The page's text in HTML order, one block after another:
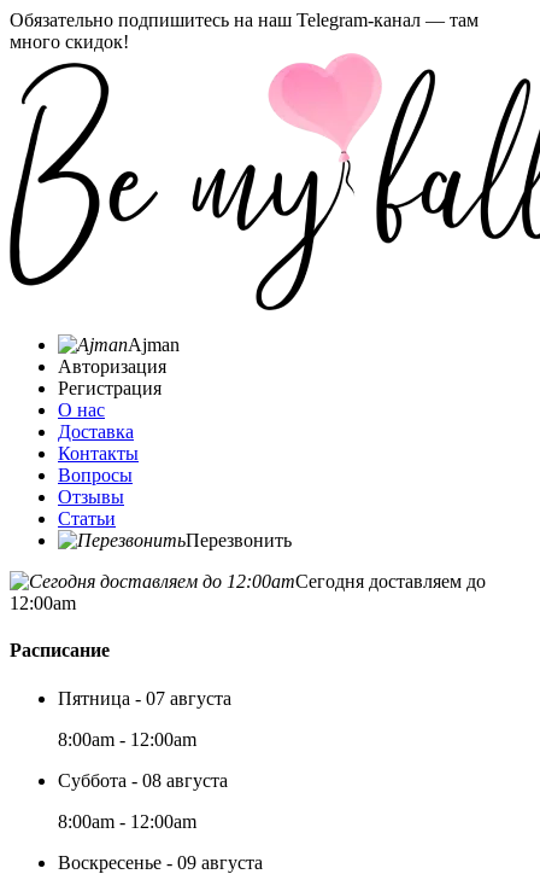
Обязательно подпишитесь на наш Telegram-канал — там
много скидок!
Ajman
Авторизация
Регистрация
О нас
Доставка
Контакты
Вопросы
Отзывы
Статьи
Перезвонить
Сегодня доставляем до
12:00am
Расписание
Пятница - 07 августа
8:00am - 12:00am
Суббота - 08 августа
8:00am - 12:00am
Воскресенье - 09 августа